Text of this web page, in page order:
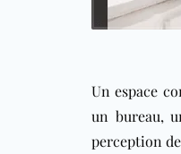
Un espace
un bureau,
perception